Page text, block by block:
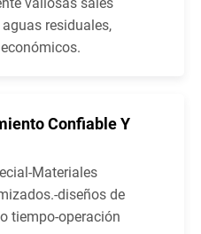
valiosas sales
residuales,
Confiable Y
Materiales
diseños de
tiempo-operación